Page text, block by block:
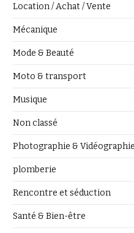
Location / Achat / Vente
Mécanique
Mode & Beauté
Moto & transport
Musique
Non classé
Photographie & Vidéographie
plomberie
Rencontre et séduction
Santé & Bien-être